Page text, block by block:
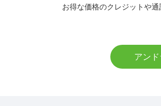
お得な価格のクレジットや
アン